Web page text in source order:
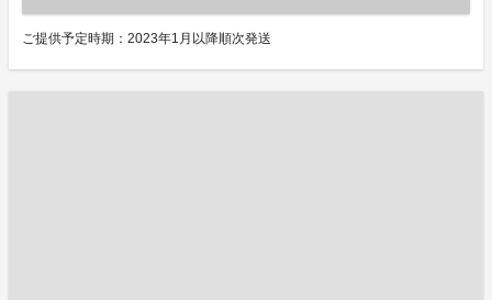
ご提供予定時期：2023年1月以降順次発送